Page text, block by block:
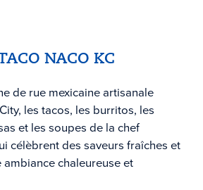
NACO KC
de rue mexicaine artisanale
les tacos, les burritos, les
et les soupes de la chef
célèbrent des saveurs fraîches et
chaleureuse et